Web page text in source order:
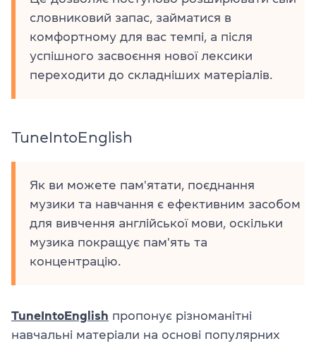
словниковий запас, займатися в
комфортному для вас темпі, а після
успішного засвоєння нової лексики
переходити до складніших матеріалів.
TuneIntoEnglish
Як ви можете пам'ятати, поєднання
музики та навчання є ефективним засобом
для вивчення англійської мови, оскільки
музика покращує пам'ять та
концентрацію.
TuneIntoEnglish пропонує різноманітні
навчальні матеріали на основі популярних